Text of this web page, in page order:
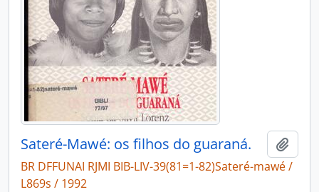
Sateré-Mawé: os filhos do guaraná.
BR DFFUNAI RJMI BIB-LIV-39(81=1-82)Sateré-mawé /
L869s / 1992